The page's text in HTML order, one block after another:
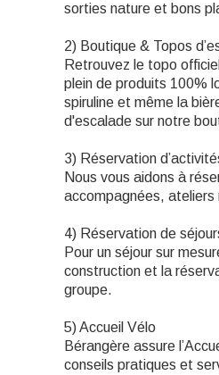
sorties nature et bons
2) Boutique & Topos
Retrouvez le topo
plein de produits 100%
spiruline et même la
d'escalade sur notre
3) Réservation
Nous vous aidons à
accompagnées,
4) Réservation de
Pour un séjour sur
construction et la
groupe.
5) Accueil Vélo
Bérangère assure
conseils pratiques et